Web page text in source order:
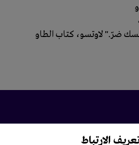
ضرّ." لاوتسو، كتاب الطاو
الارتباط